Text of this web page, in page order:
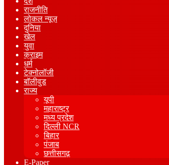
राजनीति
लोकल न्यूज़
दुनिया
खेल
युवा
क्राइम
धर्म
टेक्नोलॉजी
बॉलीवुड
राज्य
यूपी
महाराष्ट्र
मध्य प्रदेश
दिल्ली NCR
बिहार
पंजाब
छत्तीसगढ़
E-Paper